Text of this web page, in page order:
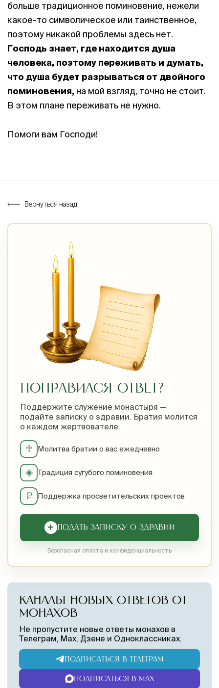
больше традиционное поминовение, нежели
какое-то символическое или таинственное,
поэтому никакой проблемы здесь нет.
Господь знает, где находится душа
человека, поэтому переживать и думать,
что душа будет разрываться от двойного
поминовения, на мой взгляд, точно не стоит.
В этом плане переживать не нужно.
Помоги вам Господи!
Вернуться назад
ПОНРАВИЛСЯ ОТВЕТ?
Поддержите служение монастыря —
подайте записку о здравии. Братия молится
о каждом жертвователе.
♱ Молитва братии о вас ежедневно
◈ Традиция сугубого поминовения
₽ Поддержка просветительских проектов
+ ПОДАТЬ ЗАПИСКУ О ЗДРАВИИ
Безопасная оплата и конфиденциальность
КАНАЛЫ НОВЫХ ОТВЕТОВ ОТ
МОНАХОВ
Не пропустите новые ответы монахов в
Телеграм, Max, Дзене и Одноклассниках.
ПОДПИСАТЬСЯ В ТЕЛЕГРАМ
ПОДПИСАТЬСЯ В MAX